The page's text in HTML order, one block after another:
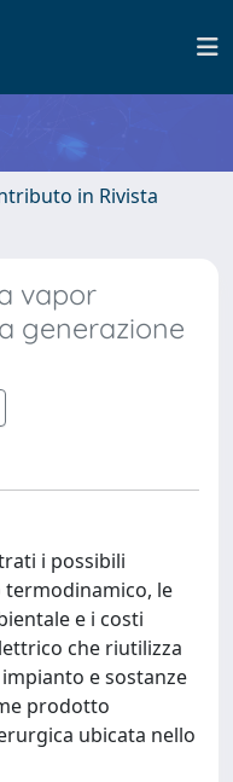
in Rivista
vapor
generazione
i possibili
le
e i costi
che riutilizza
e sostanze
prodotto
ubicata nello